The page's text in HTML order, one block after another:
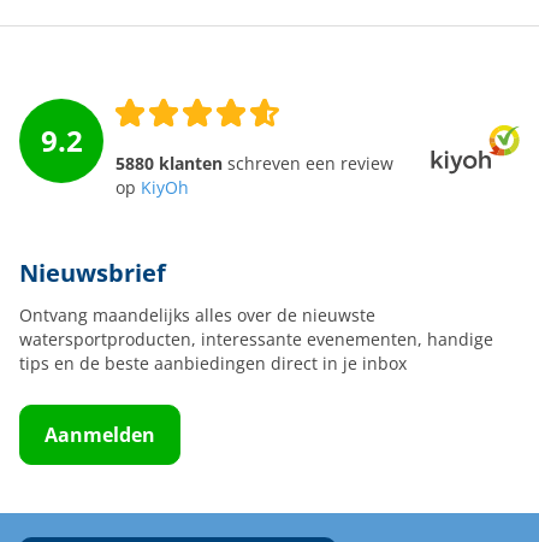
9.2
5880 klanten schreven een review
op KiyOh
Nieuwsbrief
Ontvang maandelijks alles over de nieuwste
watersportproducten, interessante evenementen, handige
tips en de beste aanbiedingen direct in je inbox
Aanmelden